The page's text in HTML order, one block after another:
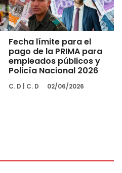
Fecha límite para el
pago de la PRIMA para
empleados públicos y
Policía Nacional 2026
C. D C. D 02/06/2026